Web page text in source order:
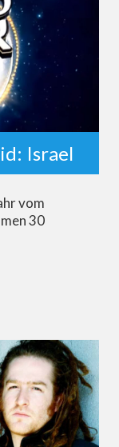
Israel
vom
30